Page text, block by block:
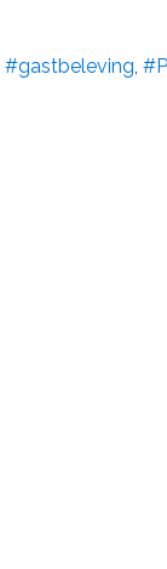
#gastbeleving,